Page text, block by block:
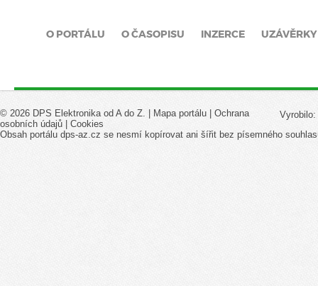
O PORTÁLU O ČASOPISU INZERCE UZÁVĚRKY
Vyrobilo:
© 2026 DPS Elektronika od A do Z. | Mapa portálu | Ochrana
osobních údajů | Cookies
Obsah portálu dps-az.cz se nesmí kopírovat ani šířit bez písemného